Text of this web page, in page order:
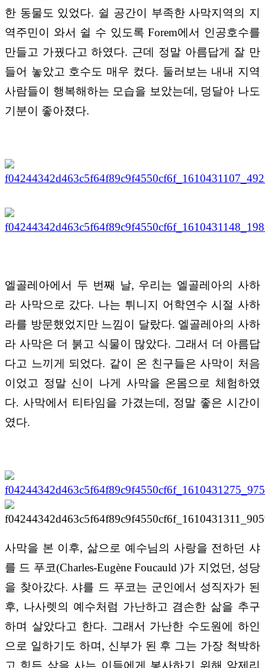
한 동물도 있었다. 쉴 공간이 부족한 사막지역의 지
역주민이 와서 쉴 수 있도록Forem에서 인공호수를
만들고 가꿨다고 하였다. 근데 정말 아름답게 잘 만
들어 놓았고 호수도 매우 컸다. 둘러보는 내내 지역
사람들이 행복해하는 모습을 보았는데 , 덩달아 나도
기분이 좋아졌다.
엘골레아에서 두 번째 날, 우리는 엘골레아의 사하
라 사막으로 갔다. 나는 튀니지 어학연수 시절 사하
라를 방문했었지만 느낌이 달랐다. 엘골레아의 사하
라 사막은 더 붉고 식물이 많았다. 그래서 더 아름답
다고 느끼게 되었다. 같이 온 친구들은 사막이 처음
이었고 정말 신이 나게 사막을 온몸으로 체험하였
다. 사막에서 티타임을 가겼는데 , 정말 좋은 시간이
였다.
사막을 본 이후, 삶으로 예수님의 사랑을 전하던 샤
를 드 푸코(Charles-Eugène Foucauld )가 지었던, 성당
을 찾아갔다. 샤를 드 푸코는 군인에서 성직자가 된
후, 나사렛의 예수처럼 가난하고 겸손한 삶을 추구
하며 살았다고 한다. 그래서 가난한 수도원에 하인
으로 일하기도 하며 , 신부가 된 후 그는 가장 척박하
고 힘든 삶을 사는 이들에게 봉사하기 위해 알제리